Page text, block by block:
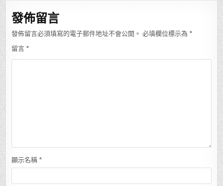
覽
發佈留言
發佈留言必須填寫的電子郵件地址不會公開。 必填欄位標示為 *
留言 *
顯示名稱 *